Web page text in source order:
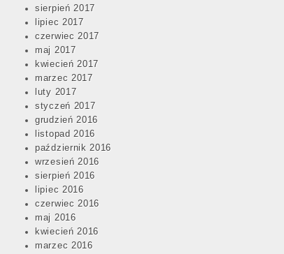
sierpień 2017
lipiec 2017
czerwiec 2017
maj 2017
kwiecień 2017
marzec 2017
luty 2017
styczeń 2017
grudzień 2016
listopad 2016
październik 2016
wrzesień 2016
sierpień 2016
lipiec 2016
czerwiec 2016
maj 2016
kwiecień 2016
marzec 2016